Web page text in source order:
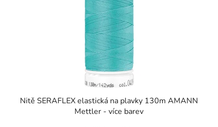
Nitě SERAFLEX elastická na plavky 130m AMANN
Mettler - více barev